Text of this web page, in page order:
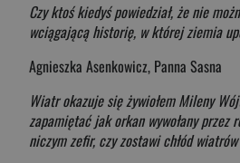
Czy ktoś kiedyś powiedział, że nie
wciągającą historię, w której ziemia
Agnieszka Asenkowicz, Panna Sasna
Wiatr okazuje się żywiołem Mileny
zapamiętać jak orkan wywołany
niczym zefir, czy zostawi chłód